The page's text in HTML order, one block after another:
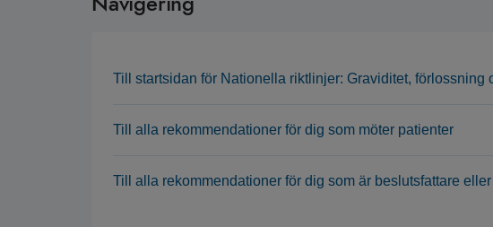
Till startsidan för Nationella riktlinjer: Graviditet, förlossning
Till alla rekommendationer för dig som möter patienter
Till alla rekommendationer för dig som är beslutsfattare